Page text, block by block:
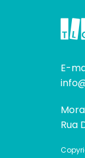
E-
Rua